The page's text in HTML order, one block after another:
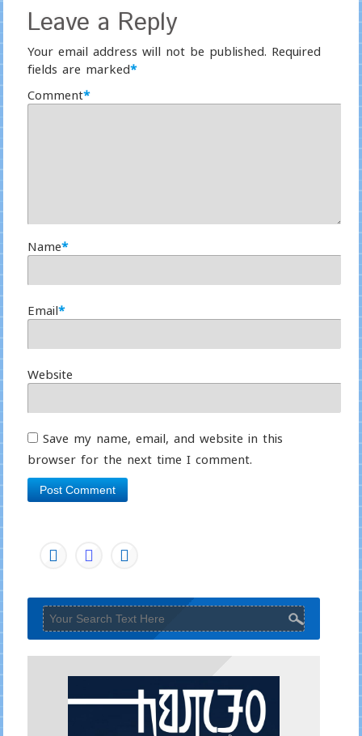
Leave a Reply
Your email address will not be published. Required
fields are marked*
Comment*
Name*
Email*
Website
Save my name, email, and website in this
browser for the next time I comment.